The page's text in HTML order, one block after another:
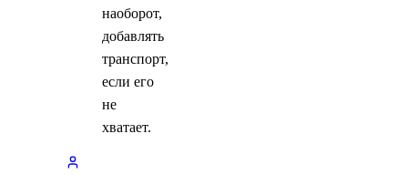
наоборот,
добавлять
транспорт,
если его
не
хватает.